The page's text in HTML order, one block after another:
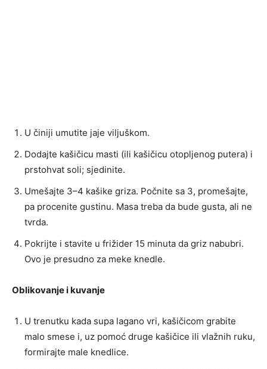
U činiji umutite jaje viljuškom.
Dodajte kašičicu masti (ili kašičicu otopljenog putera) i
prstohvat soli; sjedinite.
Umešajte 3–4 kašike griza. Počnite sa 3, promešajte,
pa procenite gustinu. Masa treba da bude gusta, ali ne
tvrda.
Pokrijte i stavite u frižider 15 minuta da griz nabubri.
Ovo je presudno za meke knedle.
Oblikovanje i kuvanje
U trenutku kada supa lagano vri, kašičicom grabite
malo smese i, uz pomoć druge kašičice ili vlažnih ruku,
formirajte male knedlice.